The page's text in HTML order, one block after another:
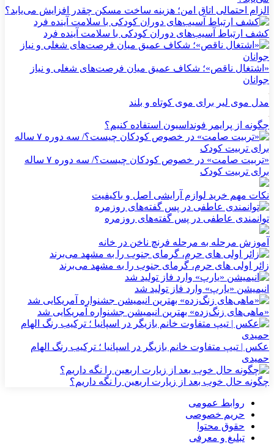
الزام احتمالی اتاق امن؛ هزینه ساخت مسکن چقدر افزایش می‌یابد؟
کشف ارتباط آسیب‌های دوران کودکی با سلامت آینده فرد
«اشتغال ناقص»؛ شکاف عمیق میان فرصت‌های شغلی و نیاز
جوانان
مدل موی لیر برای موی کوتاه و بلند
چگونه از پرایمر فونداسیون استفاده کنیم؟
«تربیت صامت» در خصوص کودکان چیست؟/ سه دوره ۷ ساله
برای تربیت کودک
نکات مهم خرید لوازم آرایشی اصل و باکیفیت
توانمندی عاطفی در پس گفته‌های روزمره
آموزش مرحله به مرحله فرنچ ناخن در خانه
زائر اولی های حرم، گرمای جنوب را به مشهد می‌برند
انیمیشن «یارپ» وارد فاز تولید شد
«ماهی‌های زنگ‌زده» بهترین انیمیشن جشنواره آمریکایی شد
عکس | تیپ متفاوت خانم بازیگر در اسپانیا ؛ ترکیب رنگ الهام
حمیدی
چگونه حال خوب بعد از زیارت اربعین را نگه داریم؟
روابط عمومی
حریم خصوصی
حقوق محتوا
تبلیغ و معرفی